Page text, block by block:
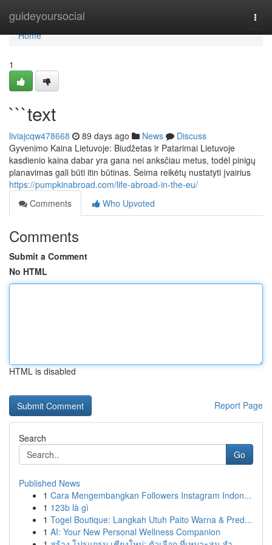
guideyoursocial
Home
Home
1
```text
liviajcqw478668 89 days ago News
Discuss
Gyvenimo Kaina Lietuvoje: Biudžetas ir Patarimai Lietuvoje
kasdienio kaina dabar yra gana nei anksčiau metus, todėl pinigų
planavimas gali būti itin būtinas. Šeima reikėtų nustatyti įvairius
https://pumpkinabroad.com/life-abroad-in-the-eu/
Comments
Who Upvoted
Comments
Submit a Comment
No HTML
HTML is disabled
Report Page
Search
Go
Published News
1 Cara Mengembangkan Followers Instagram Indon...
1 123b là gì
1 Togel Boutique: Langkah Utuh Paito Warna & Pred...
1 AI: Your New Personal Wellness Companion